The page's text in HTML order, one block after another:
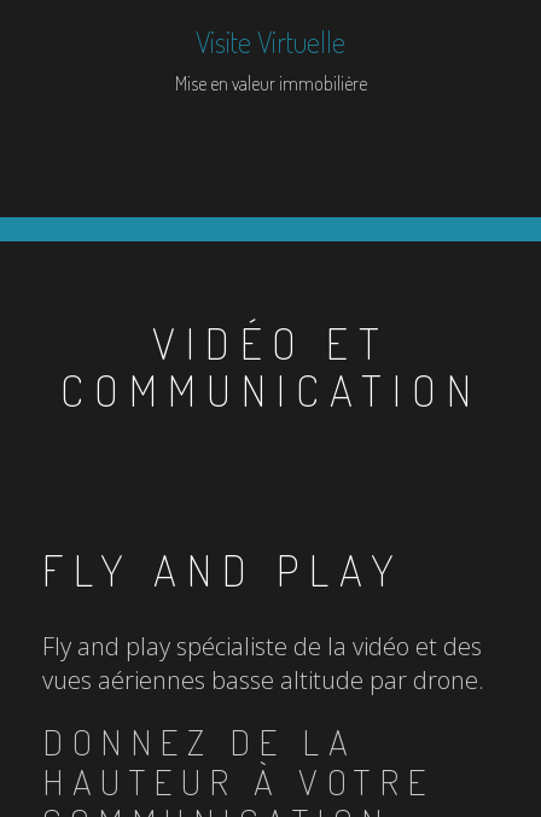
Visite Virtuelle
Mise en valeur immobilière
VIDÉO ET
COMMUNICATION
FLY AND PLAY
Fly and play spécialiste de la vidéo et des
vues aériennes basse altitude par drone.
DONNEZ DE LA
HAUTEUR À VOTRE